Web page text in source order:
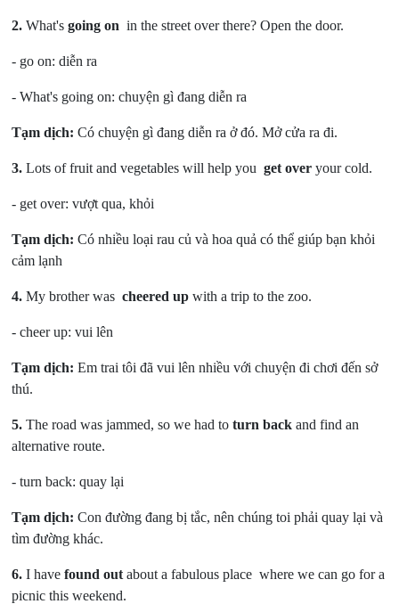
2. What'sgoing on in the street over there? Open the door.
- go on:diễn ra
- What's going on:chuyện gì đang diễn ra
Tạm dịch: Có chuyện gì đang diễn ra ở đó. Mở cửa ra đi.
3. Lots of fruit and vegetables will help youget over your cold.
- get over: vượt qua, khỏi
Tạm dịch: Có nhiều loại rau củ và hoa quả có thể giúp bạn khỏi
cảm lạnh
4. My brother wascheered up with a trip to the zoo.
- cheer up:vui lên
Tạm dịch: Em trai tôi đã vui lên nhiều với chuyện đi chơi đến sở
thú.
5. The road was jammed, so we had toturn backand find an
alternative route.
- turn back:quay lại
Tạm dịch: Con đường đang bị tắc, nên chúng toi phải quay lại và
tìm đường khác.
6. I havefound out about a fabulous place where we can go for a
picnic this weekend.